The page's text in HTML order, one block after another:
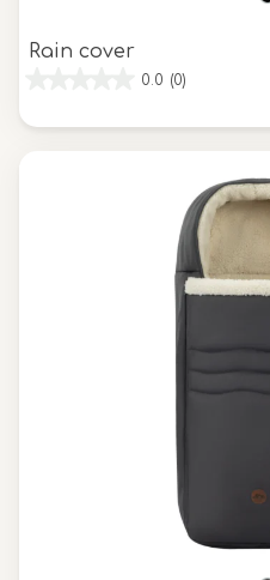
Rain cover
0.0 (0)